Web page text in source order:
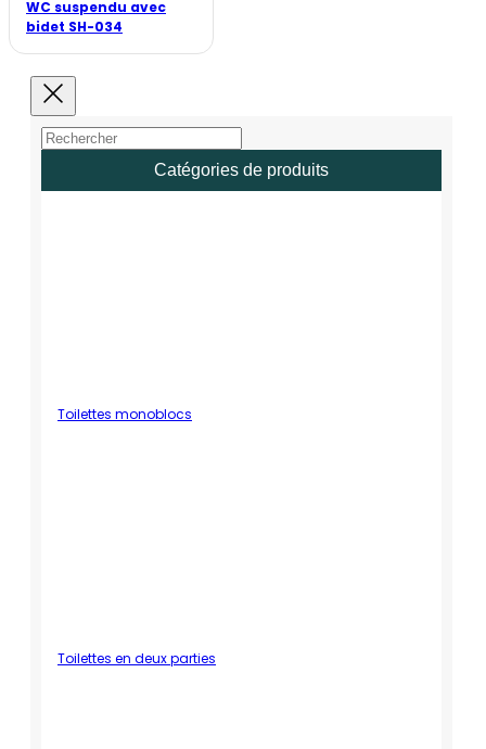
WC suspendu avec
bidet SH-034
Catégories de produits
Toilettes monoblocs
Toilettes en deux parties